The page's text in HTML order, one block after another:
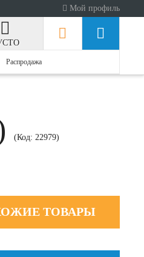
Мой профиль
Распродажа
(Код: 22979)
ТОВАРЫ